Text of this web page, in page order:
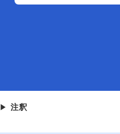
▶ 注釈